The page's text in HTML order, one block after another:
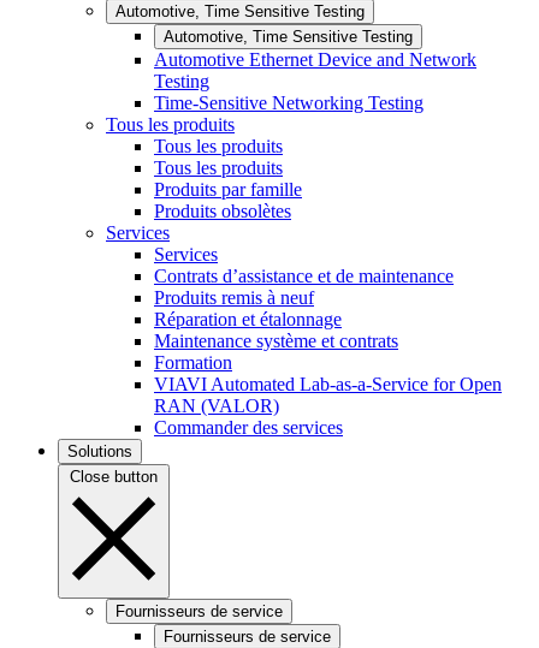
Automotive, Time Sensitive Testing
Automotive, Time Sensitive Testing
Automotive Ethernet Device and Network
Testing
Time-Sensitive Networking Testing
Tous les produits
Tous les produits
Tous les produits
Produits par famille
Produits obsolètes
Services
Services
Contrats d’assistance et de maintenance
Produits remis à neuf
Réparation et étalonnage
Maintenance système et contrats
Formation
VIAVI Automated Lab-as-a-Service for Open
RAN (VALOR)
Commander des services
Solutions
Close button
Fournisseurs de service
Fournisseurs de service